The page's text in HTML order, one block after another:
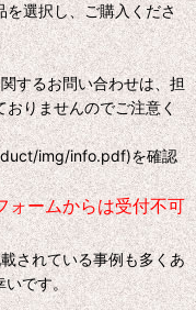
を選択し、ご購入くださ
するお問い合わせは、担
おりませんのでご注意く
img/info.pdf)を確認
ームからは受付不可
されている事例も多くあ
いです。